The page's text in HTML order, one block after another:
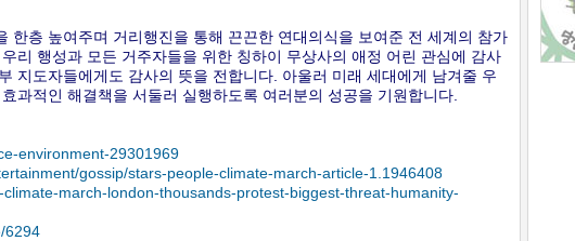
한층 높여주며 거리행진을 통해 끈끈한 연대의식을 보여준 전 세계의 참가
리 행성과 모든 거주자들을 위한 칭하이 무상사의 애정 어린 관심에 감사
지도자들에게도 감사의 뜻을 전합니다. 아울러 미래 세대에게 남겨줄 우
과적인 해결책을 서둘러 실행하도록 여러분의 성공을 기원합니다.
environment-29301969
gossip/stars-people-climate-march-article-1.1946408
march-london-thousands-protest-biggest-threat-humanity-
6294